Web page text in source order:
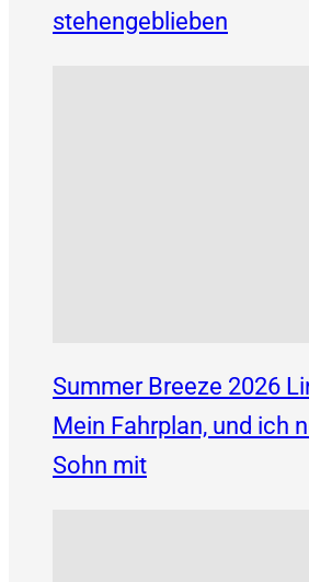
stehengeblieben
Summer Breeze 2026
Mein Fahrplan, und ich
Sohn mit